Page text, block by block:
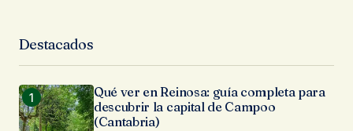
Destacados
Qué ver en Reinosa: guía completa para
descubrir la capital de Campoo
(Cantabria)